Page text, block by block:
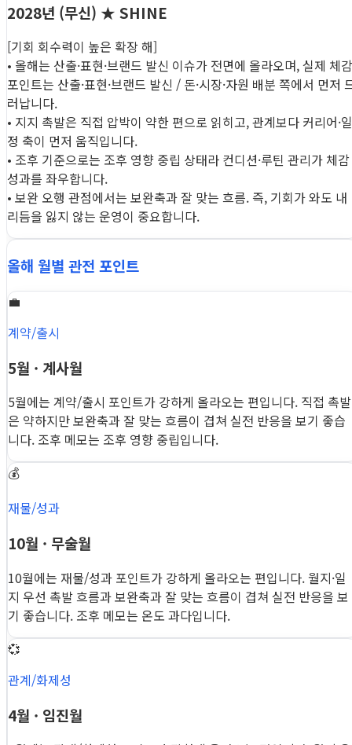
2028년 (무신) ★ SHINE
[기회 회수력이 높은 확장 해]
• 올해는 산출·표현·브랜드 발신 이슈가 전면에 올라오며, 실제 체감
포인트는 산출·표현·브랜드 발신 / 돈·시장·자원 배분 쪽에서 먼저
러납니다.
• 지지 촉발은 직접 압박이 약한 편으로 읽히고, 관계보다 커리어·일
정 축이 먼저 움직입니다.
• 조후 기준으로는 조후 영향 중립 상태라 컨디션·루틴 관리가 체감
성과를 좌우합니다.
• 보완 오행 관점에서는 보완축과 잘 맞는 흐름. 즉, 기회가 와도 내
리듬을 잃지 않는 운영이 중요합니다.
올해 월별 관전 포인트
💼
계약/출시
5월 · 계사월
5월에는 계약/출시 포인트가 강하게 올라오는 편입니다. 직접 촉발
은 약하지만 보완축과 잘 맞는 흐름이 겹쳐 실전 반응을 보기 좋습
니다. 조후 메모는 조후 영향 중립입니다.
💰
재물/성과
10월 · 무술월
10월에는 재물/성과 포인트가 강하게 올라오는 편입니다. 월지·일
지 우선 촉발 흐름과 보완축과 잘 맞는 흐름이 겹쳐 실전 반응을 보
기 좋습니다. 조후 메모는 온도 과다입니다.
💞
관계/화제성
4월 · 임진월